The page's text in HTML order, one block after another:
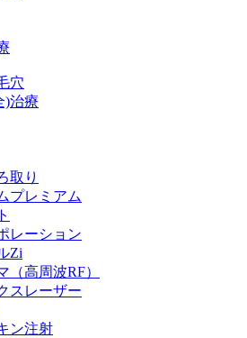
穴
)治療
取り
プレミアム
レーション
Zi
（高周波RF）
スレーザー
ン注射